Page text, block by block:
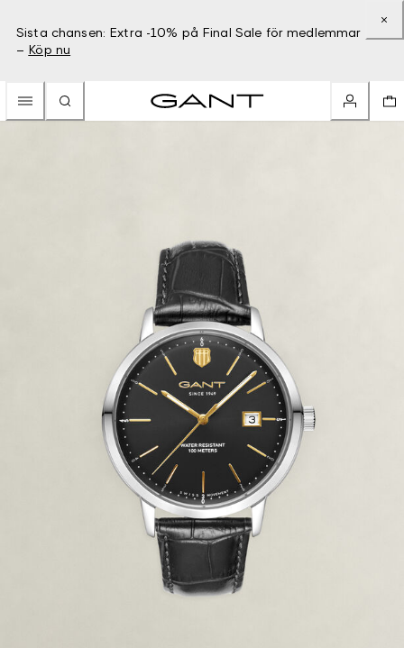
Sista chansen: Extra -10% på Final Sale för medlemmar
– Köp nu